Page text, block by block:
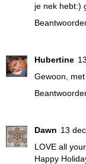
je nek hebt:)
Hubertine
Gewoon,
Dawn 13
LOVE all
Happy